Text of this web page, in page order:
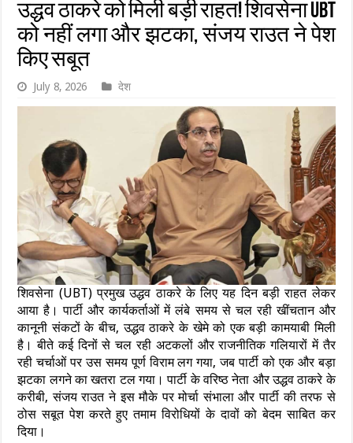
उद्धव ठाकरे को मिली बड़ी राहत! शिवसेना UBT
को नहीं लगा और झटका, संजय राउत ने पेश
किए सबूत
July 8, 2026 देश
शिवसेना (UBT) प्रमुख उद्धव ठाकरे के लिए यह दिन बड़ी राहत लेकर
आया है। पार्टी और कार्यकर्ताओं में लंबे समय से चल रही खींचतान और
कानूनी संकटों के बीच, उद्धव ठाकरे के खेमे को एक बड़ी कामयाबी मिली
है। बीते कई दिनों से चल रही अटकलों और राजनीतिक गलियारों में तैर
रही चर्चाओं पर उस समय पूर्ण विराम लग गया, जब पार्टी को एक और बड़ा
झटका लगने का खतरा टल गया। पार्टी के वरिष्ठ नेता और उद्धव ठाकरे के
करीबी, संजय राउत ने इस मौके पर मोर्चा संभाला और पार्टी की तरफ से
ठोस सबूत पेश करते हुए तमाम विरोधियों के दावों को बेदम साबित कर
दिया।